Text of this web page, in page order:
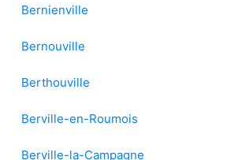
Bernienville
Bernouville
Berthouville
Berville-en-Roumois
Berville-la-Campagne